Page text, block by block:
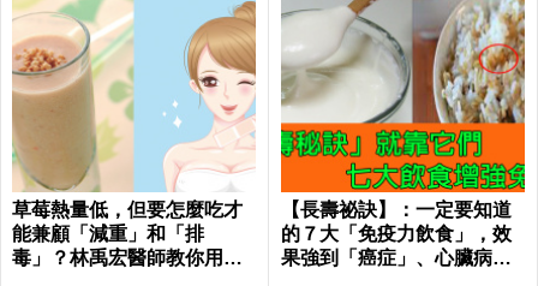
草莓熱量低，但要怎麼吃才
能兼顧「減重」和「排
毒」？林禹宏醫師教你用喝
【長壽祕訣】：一定要知道
的７大「免疫力飲食」，效
果強到「癌症」、心臟病、